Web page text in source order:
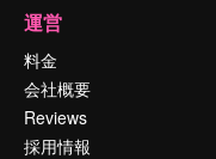
運営
料金
会社概要
Reviews
採用情報